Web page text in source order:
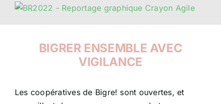
BIGRER ENSEMBLE AVEC
VIGILANCE
Les coopératives de Bigre! sont ouvertes, et